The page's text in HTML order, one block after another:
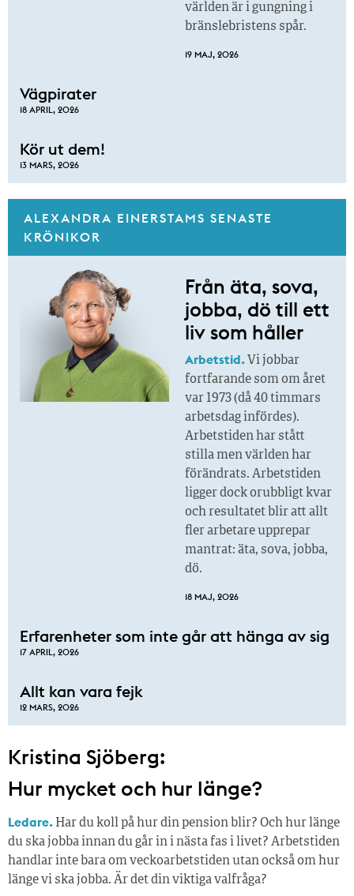
världen är i gungning i
bränslebristens spår.
19 MAJ, 2026
Vägpirater
18 APRIL, 2026
Kör ut dem!
13 MARS, 2026
ALEXANDRA EINERSTAMS SENASTE
KRÖNIKOR
Från äta, sova,
jobba, dö till ett
liv som håller
Arbetstid. Vi jobbar
fortfarande som om året
var 1973 (då 40 timmars
arbetsdag infördes).
Arbetstiden har stått
stilla men världen har
förändrats. Arbetstiden
ligger dock orubbligt kvar
och resultatet blir att allt
fler arbetare upprepar
mantrat: äta, sova, jobba,
dö.
18 MAJ, 2026
Erfarenheter som inte går att hänga av sig
17 APRIL, 2026
Allt kan vara fejk
12 MARS, 2026
Kristina Sjöberg:
Hur mycket och hur länge?
Ledare. Har du koll på hur din pension blir? Och hur länge
du ska jobba innan du går in i nästa fas i livet? Arbetstiden
handlar inte bara om veckoarbetstiden utan också om hur
länge vi ska jobba. Är det din viktiga valfråga?